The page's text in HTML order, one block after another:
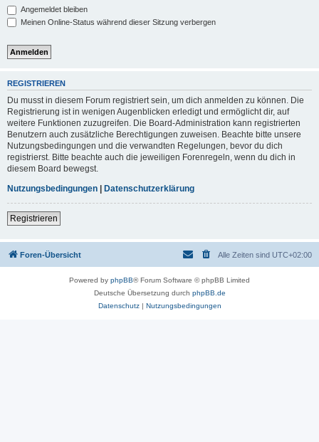
Angemeldet bleiben
Meinen Online-Status während dieser Sitzung verbergen
REGISTRIEREN
Du musst in diesem Forum registriert sein, um dich anmelden zu können. Die
Registrierung ist in wenigen Augenblicken erledigt und ermöglicht dir, auf
weitere Funktionen zuzugreifen. Die Board-Administration kann registrierten
Benutzern auch zusätzliche Berechtigungen zuweisen. Beachte bitte unsere
Nutzungsbedingungen und die verwandten Regelungen, bevor du dich
registrierst. Bitte beachte auch die jeweiligen Forenregeln, wenn du dich in
diesem Board bewegst.
Nutzungsbedingungen | Datenschutzerklärung
Registrieren
Foren-Übersicht Alle Zeiten sind UTC+02:00
Powered by phpBB® Forum Software © phpBB Limited
Deutsche Übersetzung durch phpBB.de
Datenschutz| Nutzungsbedingungen